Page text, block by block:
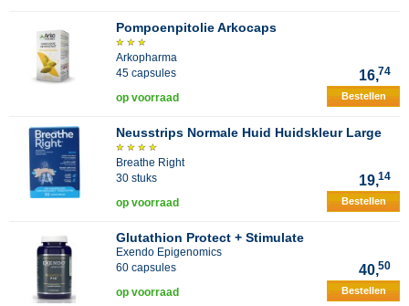
Pompoenpitolie Arkocaps
Arkopharma
45 capsules
16,74
op voorraad Bestellen
Neusstrips Normale Huid Huidskleur Large
Breathe Right
30 stuks
19,14
op voorraad Bestellen
Glutathion Protect + Stimulate
Exendo Epigenomics
60 capsules
40,50
op voorraad Bestellen